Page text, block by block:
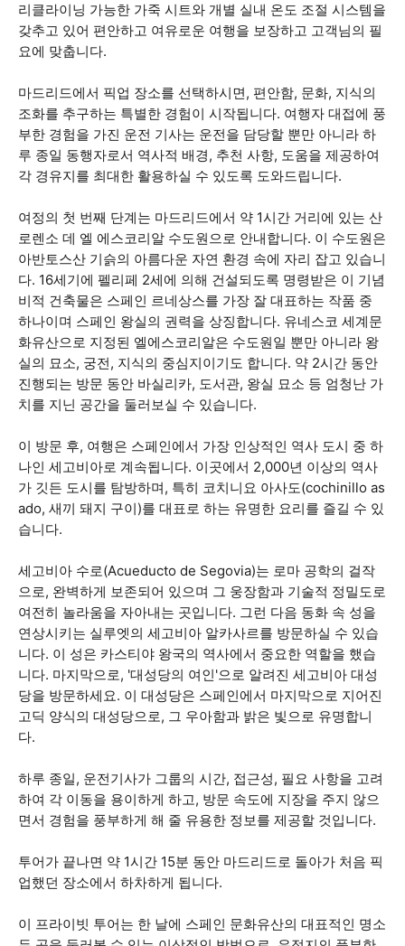
리클라이닝 가능한 가죽 시트와 개별 실내 온도 조절 시스템을
갖추고 있어 편안하고 여유로운 여행을 보장하고 고객님의 필
요에 맞춥니다.
마드리드에서 픽업 장소를 선택하시면, 편안함, 문화, 지식의
조화를 추구하는 특별한 경험이 시작됩니다. 여행자 대접에 풍
부한 경험을 가진 운전 기사는 운전을 담당할 뿐만 아니라 하
루 종일 동행자로서 역사적 배경, 추천 사항, 도움을 제공하여
각 경유지를 최대한 활용하실 수 있도록 도와드립니다.
여정의 첫 번째 단계는 마드리드에서 약 1시간 거리에 있는 산
로렌소 데 엘 에스코리알 수도원으로 안내합니다. 이 수도원은
아반토스산 기슭의 아름다운 자연 환경 속에 자리 잡고 있습니
다. 16세기에 펠리페 2세에 의해 건설되도록 명령받은 이 기념
비적 건축물은 스페인 르네상스를 가장 잘 대표하는 작품 중
하나이며 스페인 왕실의 권력을 상징합니다. 유네스코 세계문
화유산으로 지정된 엘에스코리알은 수도원일 뿐만 아니라 왕
실의 묘소, 궁전, 지식의 중심지이기도 합니다. 약 2시간 동안
진행되는 방문 동안 바실리카, 도서관, 왕실 묘소 등 엄청난 가
치를 지닌 공간을 둘러보실 수 있습니다.
이 방문 후, 여행은 스페인에서 가장 인상적인 역사 도시 중 하
나인 세고비아로 계속됩니다. 이곳에서 2,000년 이상의 역사
가 깃든 도시를 탐방하며, 특히 코치니요 아사도(cochinillo as
ado, 새끼 돼지 구이)를 대표로 하는 유명한 요리를 즐길 수 있
습니다.
세고비아 수로(Acueducto de Segovia)는 로마 공학의 걸작
으로, 완벽하게 보존되어 있으며 그 웅장함과 기술적 정밀도로
여전히 놀라움을 자아내는 곳입니다. 그런 다음 동화 속 성을
연상시키는 실루엣의 세고비아 알카사르를 방문하실 수 있습
니다. 이 성은 카스티야 왕국의 역사에서 중요한 역할을 했습
니다. 마지막으로, '대성당의 여인'으로 알려진 세고비아 대성
당을 방문하세요. 이 대성당은 스페인에서 마지막으로 지어진
고딕 양식의 대성당으로, 그 우아함과 밝은 빛으로 유명합니
다.
하루 종일, 운전기사가 그룹의 시간, 접근성, 필요 사항을 고려
하여 각 이동을 용이하게 하고, 방문 속도에 지장을 주지 않으
면서 경험을 풍부하게 해 줄 유용한 정보를 제공할 것입니다.
투어가 끝나면 약 1시간 15분 동안 마드리드로 돌아가 처음 픽
업했던 장소에서 하차하게 됩니다.
이 프라이빗 투어는 한 날에 스페인 문화유산의 대표적인 명소